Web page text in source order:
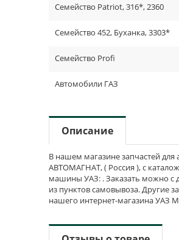
Семейство Patriot, 316*, 2360
Семейство 452, Буханка, 3303*
Семейство Profi
Автомобили ГАЗ
Описание
В нашем магазине запчастей
АВТОМАГНАТ, ( Россия ), с
машины УАЗ: . Заказать можно с
из пунктов самовывоза. Другие
нашего интернет-магазина УАЗ